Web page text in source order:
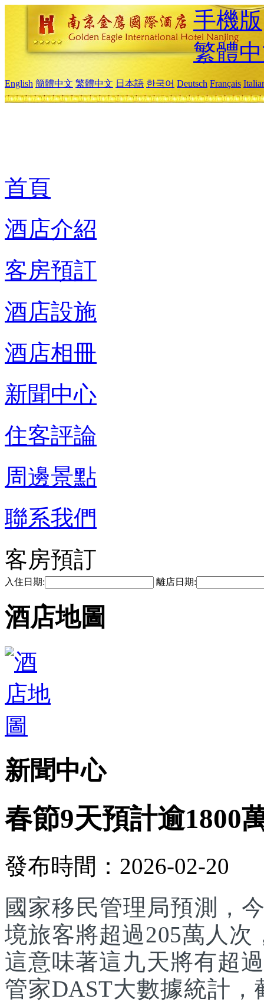
手機版
繁體
English 簡體中文 繁體中文 日本語 한국어 Deutsch Français
首頁
酒店介紹
客房預訂
酒店設施
酒店相冊
新聞中心
住客評論
周邊景點
聯系我們
客房預訂
入住日期: 離店日期:
酒店地圖
新聞中心
春節9天預計逾1800
發布時間：2026-02-20
國家移民管理局預測，
境旅客將超過205萬人次
這意味著這九天將有超
管家DAST大數據統計